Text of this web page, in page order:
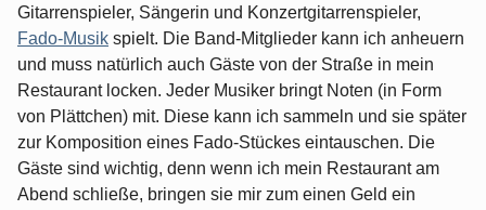
Gitarrenspieler, Sängerin und Konzertgitarrenspieler,
Fado-Musik spielt. Die Band-Mitglieder kann ich anheuern
und muss natürlich auch Gäste von der Straße in mein
Restaurant locken. Jeder Musiker bringt Noten (in Form
von Plättchen) mit. Diese kann ich sammeln und sie später
zur Komposition eines Fado-Stückes eintauschen. Die
Gäste sind wichtig, denn wenn ich mein Restaurant am
Abend schließe, bringen sie mir zum einen Geld ein